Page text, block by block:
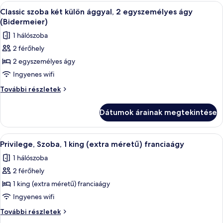
(Bidermeier)
további
részletei
A
következő
szoba
összes
képének
megtekintése:
Classic
szoba
ággyal,
2
egyszemélyes
ágy
(Bidermeier)
Egy szállodai szoba két ággyal, egy
9
Classic szoba két külön ággyal, 2 egyszemélyes ágy
(Bidermeier)
1 hálószoba
2 férőhely
2 egyszemélyes ágy
Ingyenes wifi
További részletek
Classic
ággyal,
egyszemélyes
(Bidermeier)
további
Dátumok árainak megtekintése
A
következő
szoba
összes
képének
megtekintése:
Privilege,
Szoba,
Egy szállodai szoba, amelyben egy
8
Privilege, Szoba, 1 king (extra méretű) franciaágy
1 hálószoba
2 férőhely
1 king (extra méretű) franciaágy
Ingyenes wifi
További részletek
Privilege,